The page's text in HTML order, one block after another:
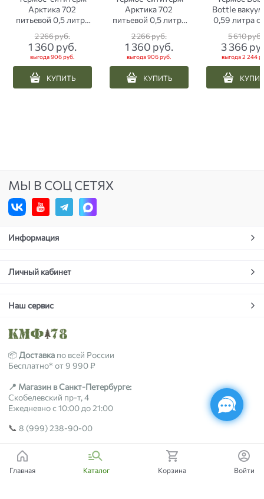
Арктика 702
питьевой 0,5 литра
2 266 руб.
1 360 руб.
выгода906 руб.
КУПИТЬ
Арктика 702
питьевой 0,5 литра
2 266 руб.
1 360 руб.
выгода906 руб.
КУПИТЬ
Bottle
0,59 литра
5 610 руб.
3 366
выгода2 244
МЫ В СОЦ СЕТЯХ
Информация
Личный кабинет
Наш сервис
📦Доставка по всей России
Бесплатно* от 9 990 ₽
📍 Магазин в Санкт-Петербурге:
Скобелевский пр-т, 4
Ежедневно с 10:00 до 21:00
📞 8 (999) 238-90-00
2018-2026 © kmf78.ru
Главная Каталог Корзина Войти